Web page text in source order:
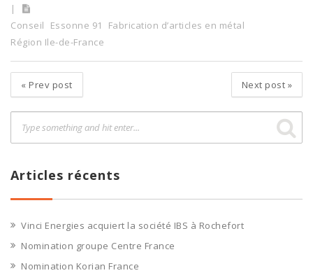
Conseil Essonne 91
Fabrication d’articles en métal
Région Ile-de-France
« Prev post Next post »
Articles récents
Vinci Energies acquiert la société IBS à Rochefort
Nomination groupe Centre France
Nomination Korian France